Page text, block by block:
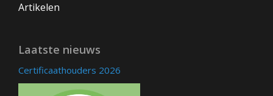
Artikelen
Laatste nieuws
Certificaathouders 2026